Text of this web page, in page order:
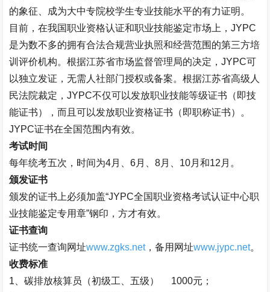
的象征、成为大中专院校学生专业技能水平的有力证明。
目前，在我国职业资格认证和职业技能鉴定市场上，JYPC
是为数不多的拥有合法合规营业执照和经营范围的第三方培
训评价机构。根据江苏省市场监督管理局的决定，JYPC可
以独立发证，无需人社部门授权或备案。根据江苏省高级人
民法院裁定，JYPC不仅可以发放职业技能等级证书（即技
能证书），而且可以发放职业资格证书（即职称证书）。
JYPC证书在全国范围内有效。
考试时间
每年统考五次，时间为4月、6月、8月、10月和12月。
颁发证书
颁发的证书上必须加盖“JYPC全国职业资格考试认证中心职
业技能鉴定专用章”钢印，方才有效。
证书查询
证书统一查询网址www.zgks.net，备用网址www.jypc.net。
收费标准
1、碳排放核算员（初级工、五级）
1000元；